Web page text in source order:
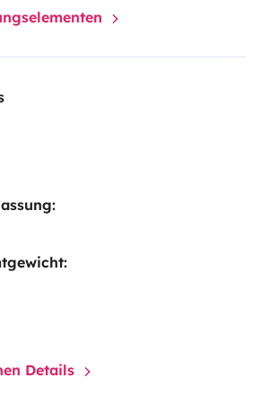
la totalidad de la
fumar en el vehículo (mis hijos
200€ de la fianza para poder
Details